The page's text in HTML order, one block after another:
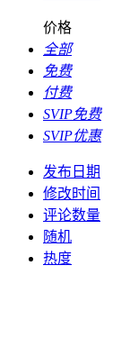
价格
全部
免费
付费
SVIP免费
SVIP优惠
发布日期
修改时间
评论数量
随机
热度